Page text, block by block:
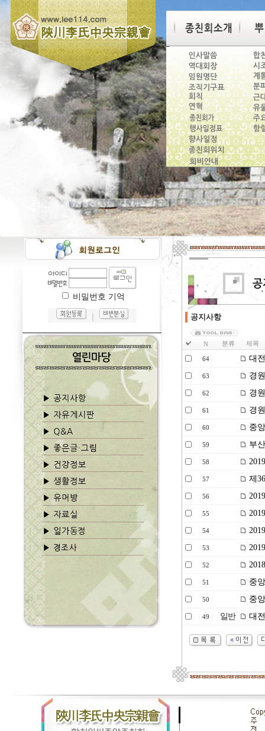
비밀번호 기억
공지사항
N 분류 제목
64 대
63 경
62 경
61 경
60 중
59 부
58
57 제
56
55
54
53
52
51 중
50 중
49 일반 대